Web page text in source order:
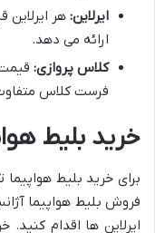
ایرلاین: هر
ارائه می دهد.
کلاس پروازی:
فرست کلاس
خرید بلیط
برای خرید بلیط
فروش بلیط هواپیما
ایرلاین ها اقدام